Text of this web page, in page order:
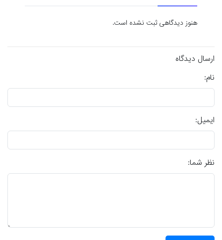
هنوز دیدگاهی ثبت نشده است.
ارسال دیدگاه
نام:
ایمیل:
نظر شما: